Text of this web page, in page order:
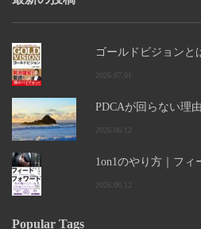
ゴールドビジョンと
2026.07.01
PDCAが回らない理
2026.06.12
1on1のやり方｜フィ
2026.06.12
Popular Tags